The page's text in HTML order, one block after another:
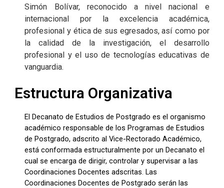
Simón Bolívar, reconocido a nivel nacional e
internacional por la excelencia académica,
profesional y ética de sus egresados, así como por
la calidad de la investigación, el desarrollo
profesional y el uso de tecnologías educativas de
vanguardia.
Estructura Organizativa
El Decanato de Estudios de Postgrado es el organismo
académico responsable de los Programas de Estudios
de Postgrado, adscrito al Vice-Rectorado Académico,
está conformada estructuralmente por un Decanato el
cual se encarga de dirigir, controlar y supervisar a las
Coordinaciones Docentes adscritas. Las
Coordinaciones Docentes de Postgrado serán las